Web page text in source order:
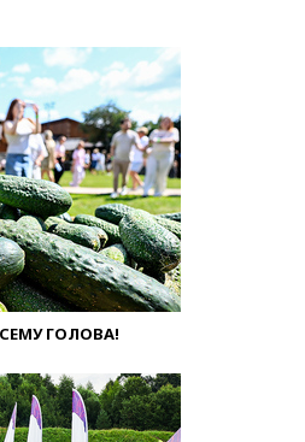
ГОЛОВА!